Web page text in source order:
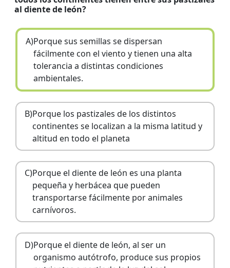
al diente de león?
A)Porque sus semillas se dispersan
fácilmente con el viento y tienen una alta
tolerancia a distintas condiciones
ambientales.
B)Porque los pastizales de los distintos
continentes se localizan a la misma latitud y
altitud en todo el planeta
C)Porque el diente de león es una planta
pequeña y herbácea que pueden
transportarse fácilmente por animales
carnívoros.
D)Porque el diente de león, al ser un
organismo autótrofo, produce sus propios